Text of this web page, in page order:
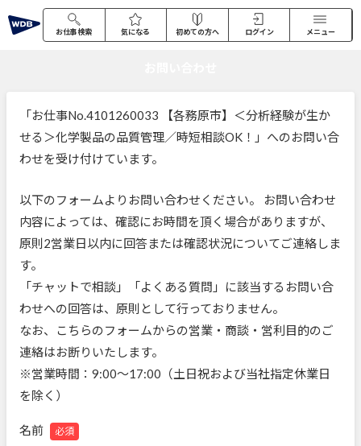
お仕事検索 気になる 初めての方へ ログイン メニュー
「お仕事No.4101260033 【各務原市】＜分析経験が生か
せる＞化学製品の品質管理／時短相談OK！」へのお問い合
わせを受け付けています。
以下のフォームよりお問い合わせください。 お問い合わせ
内容によっては、確認にお時間を頂く場合がありますが、
原則2営業日以内に回答または確認状況についてご連絡しま
す。
「チャットで相談」「よくある質問」に該当するお問い合
わせへの回答は、原則として行っておりません。
なお、こちらのフォームからの営業・商談・営利目的のご
連絡はお断りいたします。
※営業時間：9:00～17:00（土日祝および当社指定休業日
を除く）
名前 必須